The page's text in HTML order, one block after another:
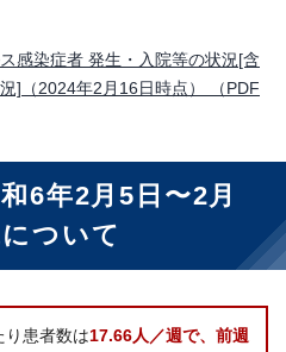
感染症者 発生・入院等の状況[含
]（2024年2月16日時点） （PDF
6年2月5日〜2月
ついて
り患者数は17.66人／週で、前週